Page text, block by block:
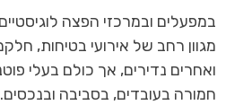
במפעלים ובמרכזי הפצה
מגוון רחב של אירועי בטיחות,
ואחרים נדירים, אך כולם בעלי
חמורה בעובדים, בסביבה